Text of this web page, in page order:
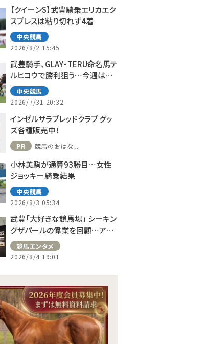
【クイーンS】武豊騎乗エリカエク
スプレスは粘り切れず4着
中央競馬
2026/8/2 15:45
武豊騎手、GLAY・TERU命名馬テ
ルヒコウで勝利狙う…今週は札
幌で10鞍
中央競馬
2026/7/31 20:32
インゼルサラブレッドクラブ グッ
ズ各種販売中！
PR 競馬のおはなし
小林美駒が通算93勝目…女性
ジョッキー騎乗結果
中央競馬
2026/8/3 05:34
武豊「大好きな競馬場」 シーキン
グザパールの偉業を回顧…アス
コット、ドーヴィルへの思い語る
競馬エンタメ
2026/8/4 19:01